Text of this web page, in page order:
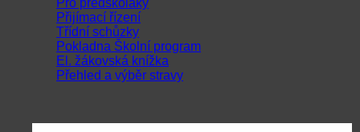
Pro předškoláky
Přijímací řízení
Třídní schůzky
Pokladna Školní program
El. žákovská knížka
Přehled a výběr stravy